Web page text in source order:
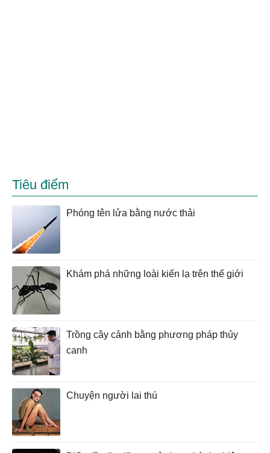
Tiêu điểm
Phóng tên lửa bằng nước thải
Khám phá những loài kiến lạ trên thế giới
Trồng cây cảnh bằng phương pháp thủy
canh
Chuyện người lai thú